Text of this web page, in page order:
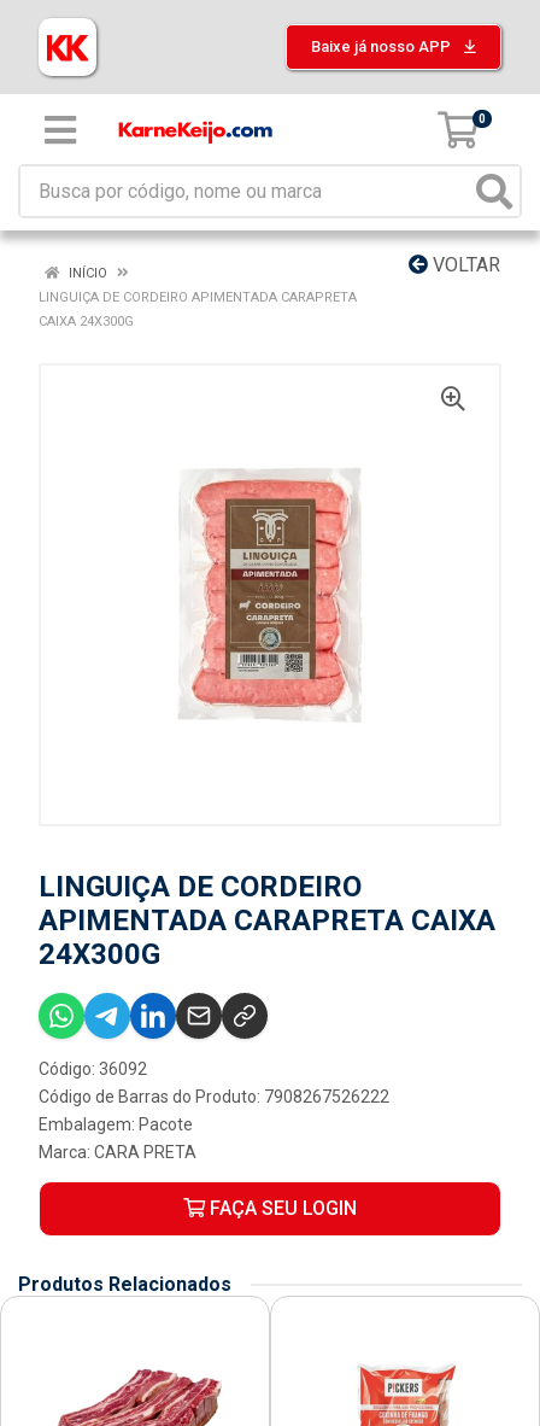
Baixe já nosso APP
0
VOLTAR
INÍCIO
LINGUIÇA DE CORDEIRO APIMENTADA CARAPRETA
CAIXA 24X300G
LINGUIÇA DE CORDEIRO
APIMENTADA CARAPRETA CAIXA
24X300G
Código: 36092
Código de Barras do Produto: 7908267526222
Embalagem: Pacote
Marca: CARA PRETA
FAÇA SEU LOGIN
Produtos Relacionados